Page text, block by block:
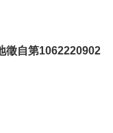
徵自第1062220902